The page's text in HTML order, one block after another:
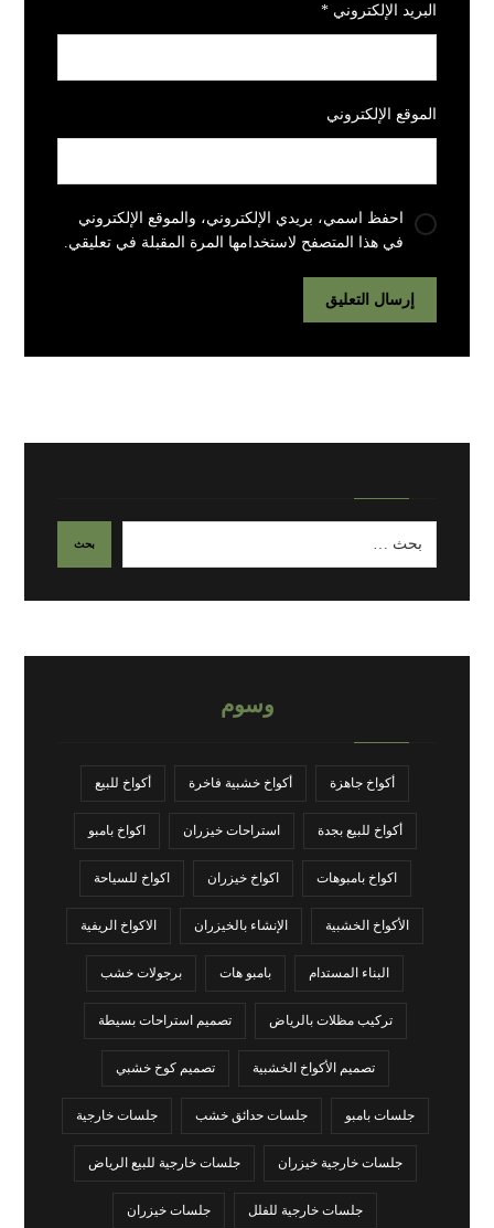
البريد الإلكتروني*
الموقع الإلكتروني
احفظ اسمي، بريدي الإلكتروني، والموقع الإلكتروني
في هذا المتصفح لاستخدامها المرة المقبلة في تعليقي.
وسوم
أكواخ جاهزة أكواخ خشبية فاخرة أكواخ للبيع
أكواخ للبيع بجدة استراحات خيزران اكواخ بامبو
اكواخ بامبوهات اكواخ خيزران اكواخ للسياحة
الأكواخ الخشبية الإنشاء بالخيزران الاكواخ الريفية
البناء المستدام بامبو هات برجولات خشب
تركيب مظلات بالرياض تصميم استراحات بسيطة
تصميم الأكواخ الخشبية تصميم كوخ خشبي
جلسات بامبو جلسات حدائق خشب جلسات خارجية
جلسات خارجية خيزران جلسات خارجية للبيع الرياض
جلسات خارجية للفلل جلسات خيزران